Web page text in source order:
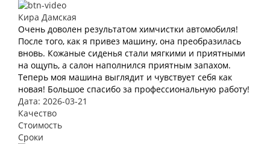
Кира Дамская
Очень доволен результатом химчистки автомобиля!
После того, как я привез машину, она преобразилась
вновь. Кожаные сиденья стали мягкими и приятными
на ощупь, а салон наполнился приятным запахом.
Теперь моя машина выглядит и чувствует себя как
новая! Большое спасибо за профессиональную работу!
Дата: 2026-03-21
Качество
Стоимость
Сроки